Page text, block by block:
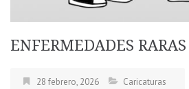
ENFERMEDADES RARAS
28 febrero, 2026 Caricaturas